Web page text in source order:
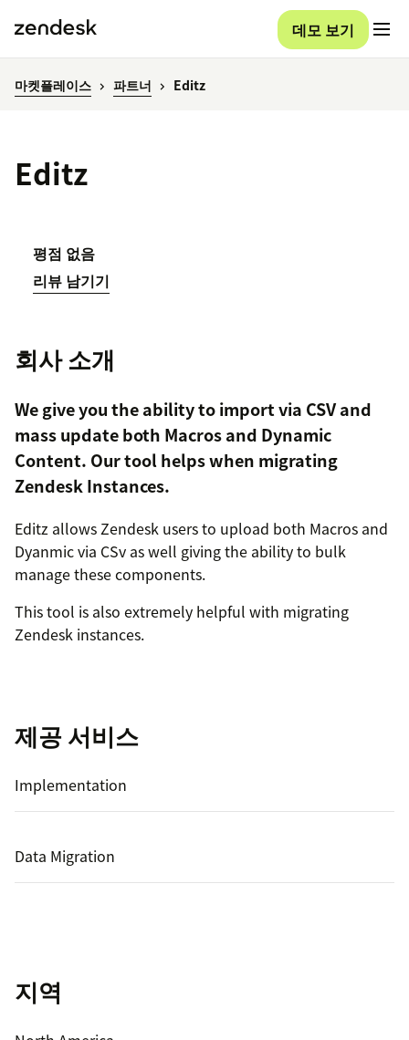
데모 보기
마켓플레이스 파트너 Editz
Editz
평점 없음
리뷰 남기기
회사 소개
We give you the ability to import via CSV and
mass update both Macros and Dynamic
Content. Our tool helps when migrating
Zendesk Instances.
Editz allows Zendesk users to upload both Macros and
Dyanmic via CSv as well giving the ability to bulk
manage these components.
This tool is also extremely helpful with migrating
Zendesk instances.
제공 서비스
Implementation
Data Migration
지역